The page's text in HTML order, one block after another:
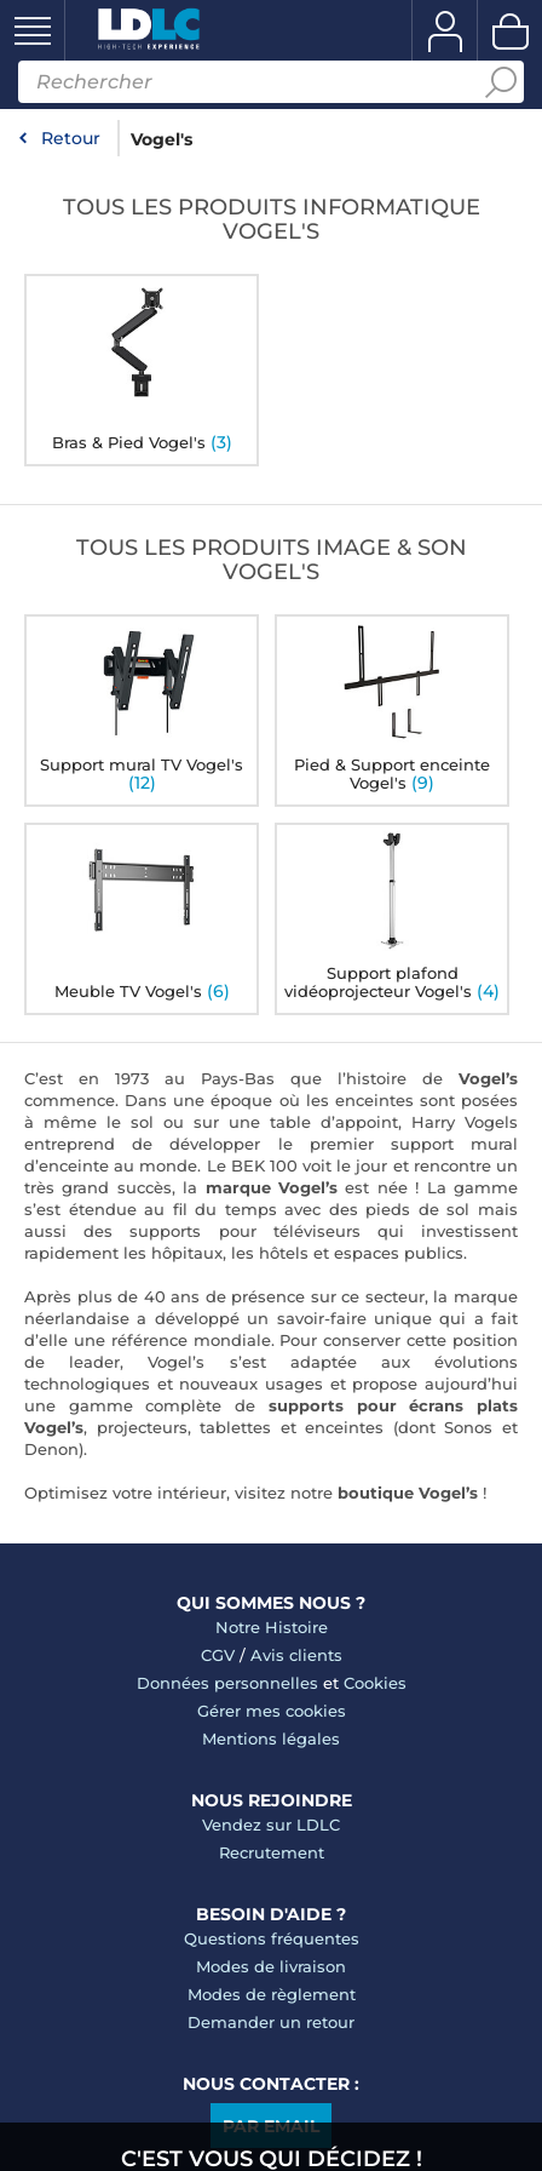
Retour Vogel's
C’est en 1973 au Pays-Bas que l’histoire de Vogel’s
commence. Dans une époque où les enceintes sont posées
à même le sol ou sur une table d’appoint, Harry Vogels
entreprend de développer le premier support mural
d’enceinte au monde. Le BEK 100 voit le jour et rencontre un
très grand succès, la marque Vogel’s est née ! La gamme
s’est étendue au fil du temps avec des pieds de sol mais
aussi des supports pour téléviseurs qui investissent
rapidement les hôpitaux, les hôtels et espaces publics.
Après plus de 40 ans de présence sur ce secteur, la marque
néerlandaise a développé un savoir-faire unique qui a fait
d’elle une référence mondiale. Pour conserver cette position
de leader, Vogel’s s’est adaptée aux évolutions
technologiques et nouveaux usages et propose aujourd’hui
une gamme complète de supports pour écrans plats
Vogel’s, projecteurs, tablettes et enceintes (dont Sonos et
Denon).
Optimisez votre intérieur, visitez notre boutique Vogel’s !
TOUS LES PRODUITS INFORMATIQUE
VOGEL'S
Bras & Pied Vogel's (3)
TOUS LES PRODUITS IMAGE & SON
VOGEL'S
Support mural TV Vogel's
(12)
Pied & Support enceinte
Vogel's (9)
Meuble TV Vogel's (6)
Support plafond
vidéoprojecteur Vogel's (4)
QUI SOMMES NOUS ?
Notre Histoire
CGV/ Avis clients
Données personnelles et Cookies
Gérer mes cookies
Mentions légales
NOUS REJOINDRE
Vendez sur LDLC
Recrutement
BESOIN D'AIDE ?
Questions fréquentes
Modes de livraison
Modes de règlement
Demander un retour
NOUS CONTACTER :
PAR EMAIL
C'EST VOUS QUI DÉCIDEZ !